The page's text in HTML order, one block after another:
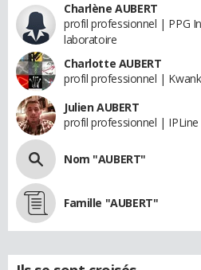
Charlène AUBERT
profil professionnel | PPG
laboratoire
Charlotte AUBERT
profil professionnel |
Julien AUBERT
profil professionnel | IPLine
Nom "AUBERT"
Famille "AUBERT"